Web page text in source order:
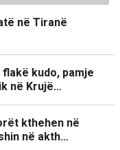
në Tiranë
kudo, pamje
në Krujë…
kthehen në
në akth…